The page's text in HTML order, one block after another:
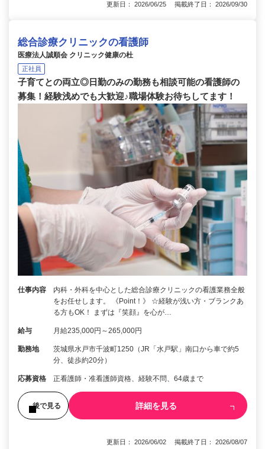
更新日： 2026/06/25 掲載終了日： 2026/09/30
総合診療クリニックの看護師
医療法人誠順会 クリニック健康の杜
正社員
子育てとの両立◎日勤のみの勤務も相談可能の看護師の
募集！経験浅めでも大歓迎♪職場体験お待ちしてます！
仕事内容
内科・外科を中心とした総合診療クリニックの看護業務全般
をお任せします。 《Point！》 ☆経験が浅い方・ブランクあ
る方もOK！ まずは『笑顔』を心が…
給与 月給235,000円～265,000円
勤務地
茨城県水戸市千波町1250（JR「水戸駅」南口から車で約5
分、徒歩約20分）
応募資格 正看護師・准看護師資格、経験不問、64歳まで
後で見る 詳細を見る
更新日： 2026/06/02 掲載終了日： 2026/08/07